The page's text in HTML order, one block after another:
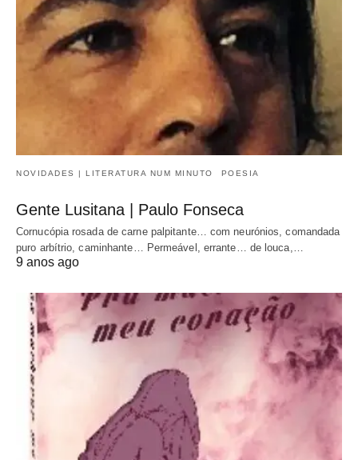
NOVIDADES | LITERATURA NUM MINUTO POESIA
Gente Lusitana | Paulo Fonseca
Cornucópia rosada de carne palpitante… com neurónios, comandada
puro arbítrio, caminhante… Permeável, errante… de louca,…
9 anos ago